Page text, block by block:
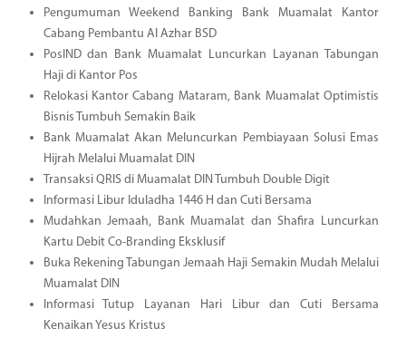
Pengumuman Weekend Banking Bank Muamalat Kantor
Cabang Pembantu Al Azhar BSD
PosIND dan Bank Muamalat Luncurkan Layanan Tabungan
Haji di Kantor Pos
Relokasi Kantor Cabang Mataram, Bank Muamalat Optimistis
Bisnis Tumbuh Semakin Baik
Bank Muamalat Akan Meluncurkan Pembiayaan Solusi Emas
Hijrah Melalui Muamalat DIN
Transaksi QRIS di Muamalat DIN Tumbuh Double Digit
Informasi Libur Iduladha 1446 H dan Cuti Bersama
Mudahkan Jemaah, Bank Muamalat dan Shafira Luncurkan
Kartu Debit Co-Branding Eksklusif
Buka Rekening Tabungan Jemaah Haji Semakin Mudah Melalui
Muamalat DIN
Informasi Tutup Layanan Hari Libur dan Cuti Bersama
Kenaikan Yesus Kristus